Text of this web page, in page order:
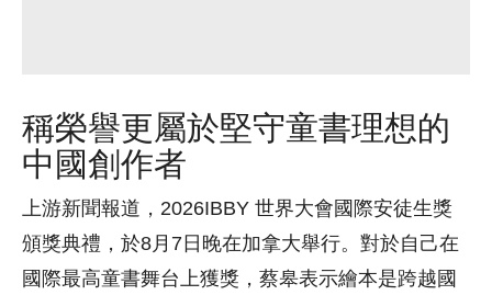
稱榮譽更屬於堅守童書理想的
中國創作者
上游新聞報道，2026IBBY 世界大會國際安徒生獎
頒獎典禮，於8月7日晚在加拿大舉行。對於自己在
國際最高童書舞台上獲獎，蔡皋表示繪本是跨越國